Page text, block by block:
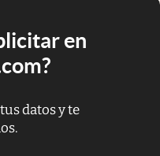
en
datos y te